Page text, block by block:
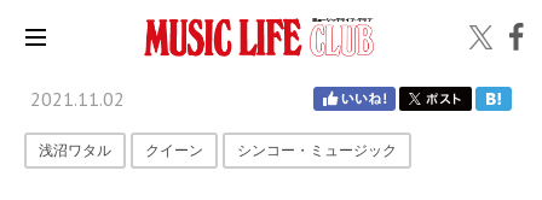
2021.11.02
浅沼ワタル クイーン シンコー・ミュージック